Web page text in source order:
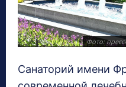
Фото:
Санаторий имени